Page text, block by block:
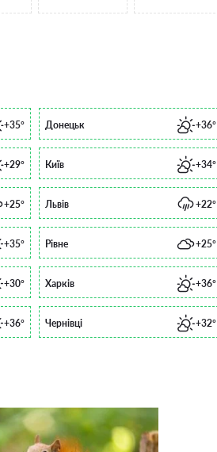
+35° Донецьк +36°
+29° Київ +34°
+25° Львів +22°
+35° Рівне +25°
+30° Харків +36°
+36° Чернівці +32°